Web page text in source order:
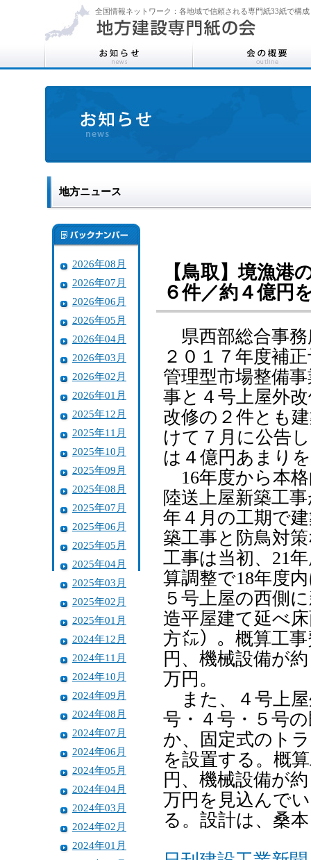
全国情報ネットワーク：各地域で信頼される専門紙33紙で構成
地方ニュース
2026年08月
2026年07月
2026年06月
2026年05月
2026年04月
2026年03月
2026年02月
2026年01月
2025年12月
2025年11月
2025年10月
2025年09月
2025年08月
2025年07月
2025年06月
2025年05月
2025年04月
2025年03月
2025年02月
2025年01月
2024年12月
2024年11月
2024年10月
2024年09月
2024年08月
2024年07月
2024年06月
2024年05月
2024年04月
2024年03月
2024年02月
2024年01月
【鳥取】境漁港
６件／約４億円
県西部総合事務
２０１７年度補
管理型市場整備
事と４号上屋外
改修の２件とも
けて７月に公告
は４億円あまり
16年度から本
陸送上屋新築工
年４月の工期で
築工事と防鳥対
工事は当初、21
算調整で18年度
５号上屋の西側
造平屋建て延べ
方㍍）。概算工
円、機械設備が
万円。
また、４号上屋
号・４号・５号
か、固定式のト
を設置する。概
円、機械設備が
万円を見込んで
る。設計は、桑